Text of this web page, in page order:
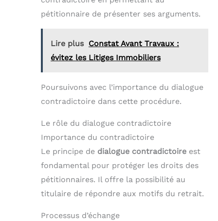
pétitionnaire de présenter ses arguments.
Lire plus Constat Avant Travaux :
évitez les Litiges Immobiliers
Poursuivons avec l’importance du dialogue
contradictoire dans cette procédure.
Le rôle du dialogue contradictoire
Importance du contradictoire
Le principe de dialogue contradictoire est
fondamental pour protéger les droits des
pétitionnaires. Il offre la possibilité au
titulaire de répondre aux motifs du retrait.
Processus d’échange